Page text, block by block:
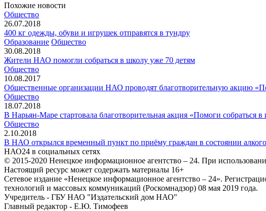
Похожие новости
Общество
26.07.2018
400 кг одежды, обуви и игрушек отправятся в тундру
Образование Общество
30.08.2018
Жители НАО помогли собраться в школу уже 70 детям
Общество
10.08.2017
Общественные организации НАО проводят благотворительную акцию
Общество
18.07.2018
В Нарьян-Маре стартовала благотворительная акция «Помоги собраться в
Общество
2.10.2018
В НАО открылся временный пункт по приёму граждан в состоянии
НАО24 в социальных сетях
© 2015-2020 Ненецкое информационное агентство – 24. При
Настоящий ресурс может содержать материалы 16+
Сетевое издание «Ненецкое информационное агентство – 24».
технологий и массовых коммуникаций (Роскомнадзор) 08 мая 2019 года.
Учредитель - ГБУ НАО "Издательский дом НАО"
Главный редактор - Е.Ю. Тимофеев